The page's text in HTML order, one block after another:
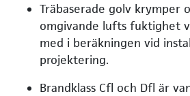
Träbaserade golv krymper
omgivande lufts fuktighet
med i beräkningen vid
projektering.
Brandklass Cfl och Dfl är